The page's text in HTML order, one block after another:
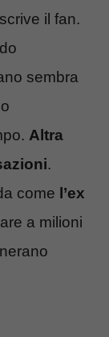
il fan.
sembra
Altra
.
come l’ex
a milioni